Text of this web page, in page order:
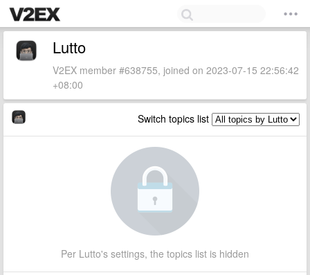
Lutto
V2EX member #638755, joined on 2023-07-15 22:56:42
+08:00
Switch topics list
Per Lutto's settings, the topics list is hidden